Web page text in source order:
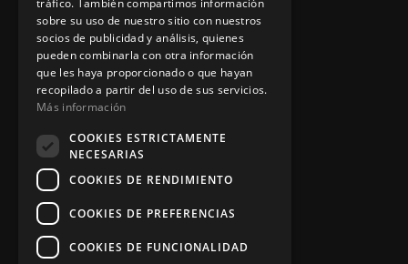
App Zine Hostelería
Síguenos
tráfico. También compartimos información
sobre su uso de nuestro sitio con nuestros
socios de publicidad y análisis, quienes
pueden combinarla con otra información
que les haya proporcionado o que hayan
recopilado a partir del uso de sus servicios.
Más información
COOKIES ESTRICTAMENTE
NECESARIAS
COOKIES DE RENDIMIENTO
COOKIES DE PREFERENCIAS
COOKIES DE FUNCIONALIDAD